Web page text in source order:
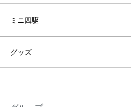
ミニ四駆
グッズ